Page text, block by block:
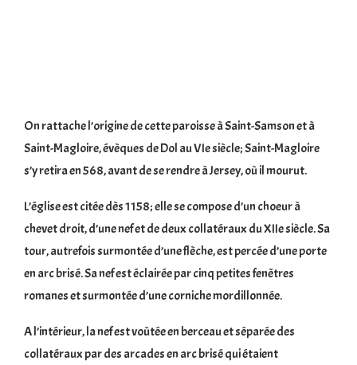
On rattache l’origine de cette paroisse à Saint-Samson et à
Saint-Magloire, évèques de Dol au VIe siècle; Saint-Magloire
s’y retira en 568, avant de se rendre à Jersey, où il mourut.
L’église est citée dès 1158; elle se compose d’un choeur à
chevet droit, d’une nef et de deux collatéraux du XIIe siècle. Sa
tour, autrefois surmontée d’une flèche, est percée d’une porte
en arc brisé. Sa nef est éclairée par cinq petites fenêtres
romanes et surmontée d’une corniche mordillonnée.
A l’intérieur, la nef est voûtée en berceau et séparée des
collatéraux par des arcades en arc brisé qui étaient